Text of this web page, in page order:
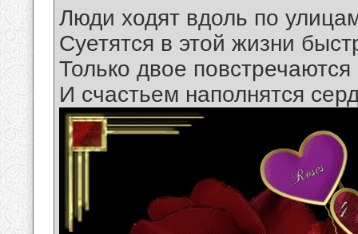
Люди ходят вдоль по
Суетятся в этой жизни
Только двое
И счастьем наполнятся